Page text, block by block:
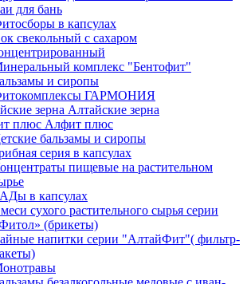
для бань
в капсулах
свекольный с сахаром
комплекс "Бентофит"
и сиропы
ГАРМОНИЯ
Алтайские зерна
Алфит плюс
бальзамы и сиропы
серия в капсулах
пищевые на растительном
в капсулах
сухого растительного сырья серии
(брикеты)
напитки серии "АлтайФит"( фильтр-